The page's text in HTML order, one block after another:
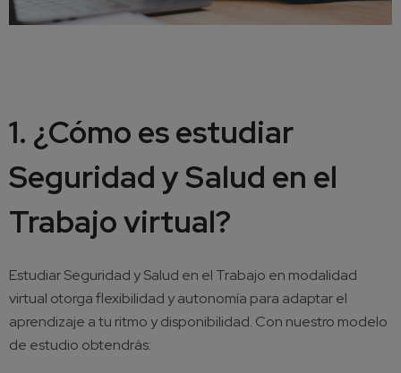
1. ¿Cómo es estudiar
Seguridad y Salud en el
Trabajo virtual?
Estudiar Seguridad y Salud en el Trabajo en modalidad
virtual otorga flexibilidad y autonomía para adaptar el
aprendizaje a tu ritmo y disponibilidad. Con nuestro modelo
de estudio obtendrás: